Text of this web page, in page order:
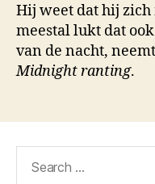
Hij weet dat hij
meestal lukt dat
van de nacht,
Midnight ranting.